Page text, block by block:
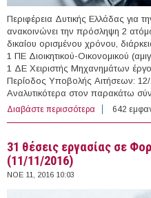
Περιφέρεια Δυτικής Ελλάδας για
ανακοινώνει την πρόσληψη 2
δικαίου ορισμένου χρόνου,
1 ΠΕ Διοικητικού-Οικονομικού
1 ΔΕ Χειριστής Μηχανημάτων
Περίοδος Υποβολής Αιτήσεων:
Αναλυτικότερα στον παρακάτω
Διαβάστε περισσότερα για 2 άτομα
Περιφέρεια
642
31 θέσεις εργασίας σε
(11/11/2016)
ΝΟΕ 11, 2016 10:03